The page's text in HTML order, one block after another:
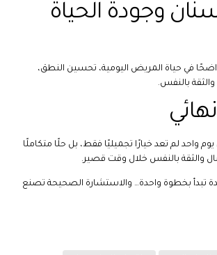
وجودة الحياة
في حياة المريض اليومية، تحسين النطق،
والثقة بالنفس.
يوم واحد لم تعد خيارًا تجميليًا فقط، بل حلًا متكاملًا
والثقة بالنفس خلال وقت قصير.
تبدأ بخطوة واحدة… والاستشارة الصحيحة تصنع